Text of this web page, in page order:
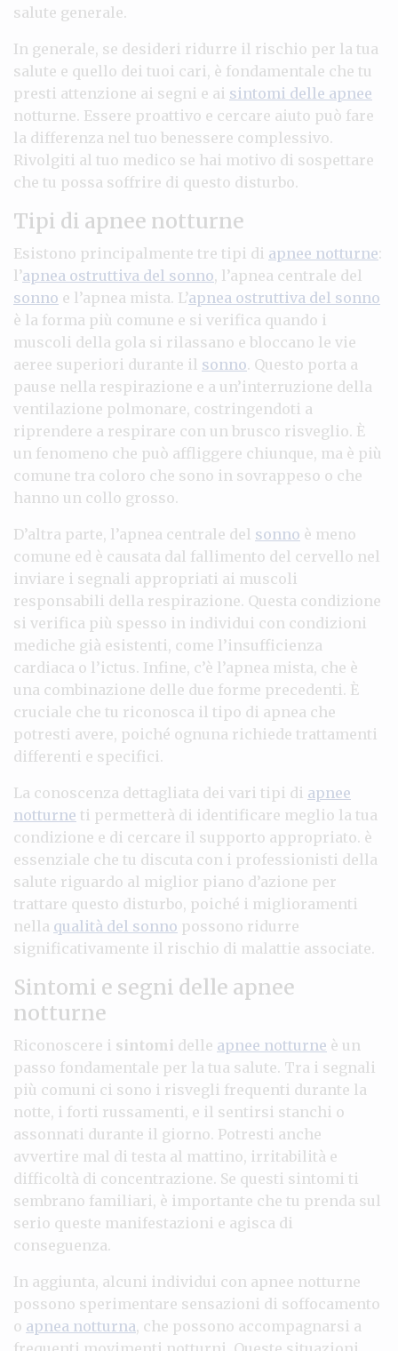
salute generale.
In generale, se desideri ridurre il rischio per la tua
salute e quello dei tuoi cari, è fondamentale che tu
presti attenzione ai segni e ai sintomi delle apnee
notturne. Essere proattivo e cercare aiuto può fare
la differenza nel tuo benessere complessivo.
Rivolgiti al tuo medico se hai motivo di sospettare
che tu possa soffrire di questo disturbo.
Tipi di apnee notturne
Esistono principalmente tre tipi di apnee notturne:
l’apnea ostruttiva del sonno, l’apnea centrale del
sonno e l’apnea mista. L’apnea ostruttiva del sonno
è la forma più comune e si verifica quando i
muscoli della gola si rilassano e bloccano le vie
aeree superiori durante il sonno. Questo porta a
pause nella respirazione e a un’interruzione della
ventilazione polmonare, costringendoti a
riprendere a respirare con un brusco risveglio. È
un fenomeno che può affliggere chiunque, ma è più
comune tra coloro che sono in sovrappeso o che
hanno un collo grosso.
D’altra parte, l’apnea centrale del sonno è meno
comune ed è causata dal fallimento del cervello nel
inviare i segnali appropriati ai muscoli
responsabili della respirazione. Questa condizione
si verifica più spesso in individui con condizioni
mediche già esistenti, come l’insufficienza
cardiaca o l’ictus. Infine, c’è l’apnea mista, che è
una combinazione delle due forme precedenti. È
cruciale che tu riconosca il tipo di apnea che
potresti avere, poiché ognuna richiede trattamenti
differenti e specifici.
La conoscenza dettagliata dei vari tipi di apnee
notturne ti permetterà di identificare meglio la tua
condizione e di cercare il supporto appropriato. è
essenziale che tu discuta con i professionisti della
salute riguardo al miglior piano d’azione per
trattare questo disturbo, poiché i miglioramenti
nella qualità del sonno possono ridurre
significativamente il rischio di malattie associate.
Sintomi e segni delle apnee
notturne
Riconoscere i sintomi delle apnee notturne è un
passo fondamentale per la tua salute. Tra i segnali
più comuni ci sono i risvegli frequenti durante la
notte, i forti russamenti, e il sentirsi stanchi o
assonnati durante il giorno. Potresti anche
avvertire mal di testa al mattino, irritabilità e
difficoltà di concentrazione. Se questi sintomi ti
sembrano familiari, è importante che tu prenda sul
serio queste manifestazioni e agisca di
conseguenza.
In aggiunta, alcuni individui con apnee notturne
possono sperimentare sensazioni di soffocamento
o apnea notturna, che possono accompagnarsi a